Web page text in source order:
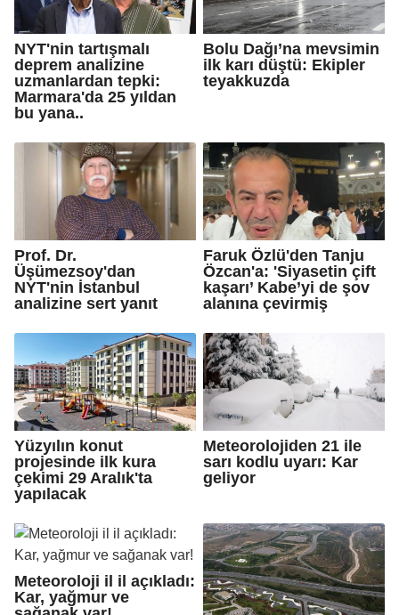
NYT'nin tartışmalı
deprem analizine
uzmanlardan tepki:
Marmara'da 25 yıldan
bu yana..
Bolu Dağı’na mevsimin
ilk karı düştü: Ekipler
teyakkuzda
Prof. Dr.
Üşümezsoy'dan
NYT'nin İstanbul
analizine sert yanıt
Faruk Özlü'den Tanju
Özcan'a: 'Siyasetin çift
kaşarı’ Kabe’yi de şov
alanına çevirmiş
Yüzyılın konut
projesinde ilk kura
çekimi 29 Aralık'ta
yapılacak
Meteorolojiden 21 ile
sarı kodlu uyarı: Kar
geliyor
Meteoroloji il il açıkladı:
Kar, yağmur ve